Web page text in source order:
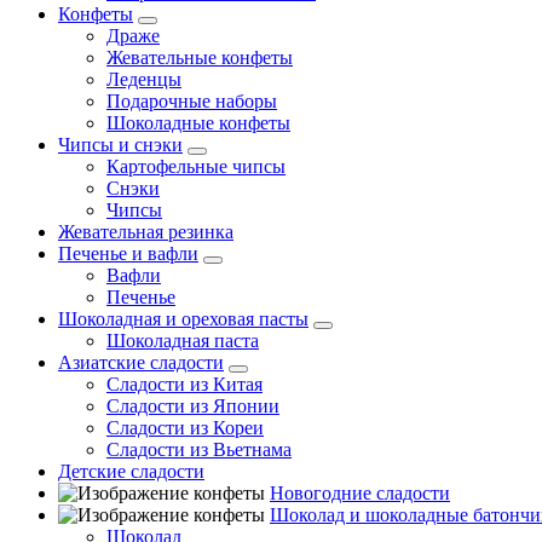
Конфеты
Драже
Жевательные конфеты
Леденцы
Подарочные наборы
Шоколадные конфеты
Чипсы и снэки
Картофельные чипсы
Снэки
Чипсы
Жевательная резинка
Печенье и вафли
Вафли
Печенье
Шоколадная и ореховая пасты
Шоколадная паста
Азиатские сладости
Сладости из Китая
Сладости из Японии
Сладости из Кореи
Сладости из Вьетнама
Детские сладости
Новогодние сладости
Шоколад и шоколадные
Шоколад